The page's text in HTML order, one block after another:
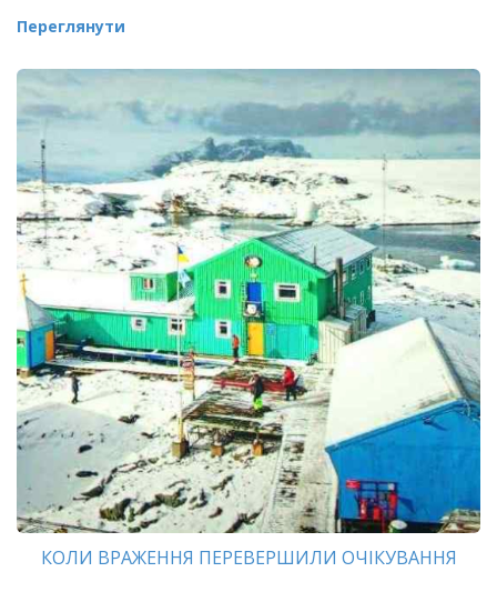
Переглянути
КОЛИ ВРАЖЕННЯ ПЕРЕВЕРШИЛИ ОЧІКУВАННЯ